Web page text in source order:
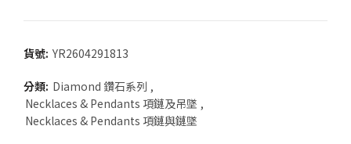
貨號: YR2604291813
分類: Diamond 鑽石系列 ,
Necklaces & Pendants 項鏈及吊墜 ,
Necklaces & Pendants 項鏈與鏈墜